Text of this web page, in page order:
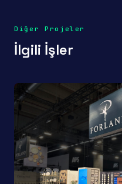
Diğer Projeler
İlgili İşler